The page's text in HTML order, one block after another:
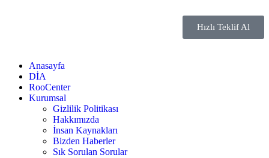
Hızlı Teklif Al
Anasayfa
DİA
RooCenter
Kurumsal
Gizlilik Politikası
Hakkımızda
İnsan Kaynakları
Bizden Haberler
Sık Sorulan Sorular